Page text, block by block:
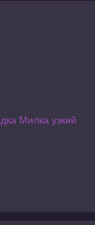
Милка узкий